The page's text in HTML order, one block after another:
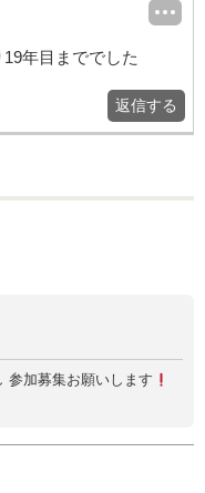
年目まででした
返信する
参加募集お願いします